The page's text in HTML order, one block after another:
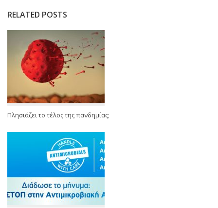
RELATED POSTS
Πλησιάζει το τέλος της πανδημίας;